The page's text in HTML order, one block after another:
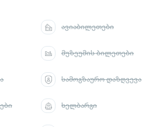
ავიაბილეთები
მუზეუმის ბილეთები
სამოგზაურო დაზღვევა
ხელბარგი